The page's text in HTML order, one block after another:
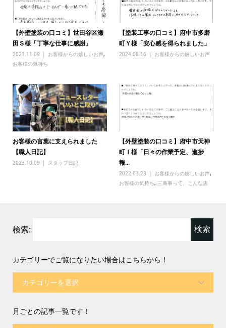
【外壁塗装の口コミ】世田谷区瀬
田Ｓ様「丁寧な仕事に感謝」
2021.11.09 お客様からの嬉しいお声,
お客様の気持ち
【塗装工事の口コミ】府中市多磨
町Ｙ様「安心感を得られました」
2024.08.16 お客様からの嬉しいお声
お客様の言葉に支えられました
【職人日記】
2023.10.09 スタッフ日記
【外壁塗装の口コミ】府中市天神
町Ｉ様「日々の作業予定、進捗
報...
2022.03.23 お客様からの嬉しいお声,
お客様の気持ち, 三商事って、こんな店
検索:
カテゴリーでご覧になりたい場合はこちらから！
月ごとの記事一覧です！